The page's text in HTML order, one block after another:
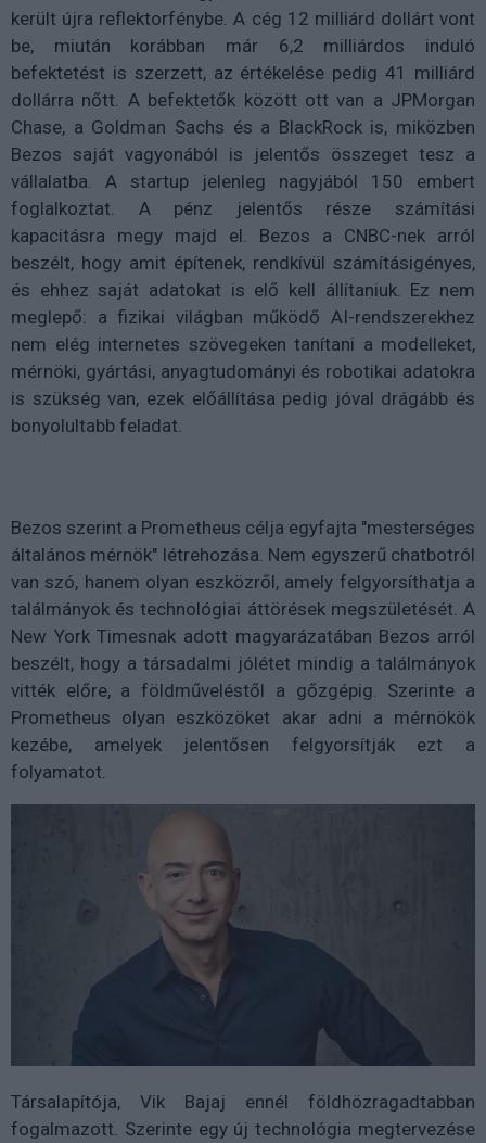
került újra reflektorfénybe. A cég 12 milliárd dollárt vont
be, miután korábban már 6,2 milliárdos induló
befektetést is szerzett, az értékelése pedig 41 milliárd
dollárra nőtt. A befektetők között ott van a JPMorgan
Chase, a Goldman Sachs és a BlackRock is, miközben
Bezos saját vagyonából is jelentős összeget tesz a
vállalatba. A startup jelenleg nagyjából 150 embert
foglalkoztat. A pénz jelentős része számítási
kapacitásra megy majd el. Bezos a CNBC-nek arról
beszélt, hogy amit építenek, rendkívül számításigényes,
és ehhez saját adatokat is elő kell állítaniuk. Ez nem
meglepő: a fizikai világban működő AI-rendszerekhez
nem elég internetes szövegeken tanítani a modelleket,
mérnöki, gyártási, anyagtudományi és robotikai adatokra
is szükség van, ezek előállítása pedig jóval drágább és
bonyolultabb feladat.
Bezos szerint a Prometheus célja egyfajta "mesterséges
általános mérnök" létrehozása. Nem egyszerű chatbotról
van szó, hanem olyan eszközről, amely felgyorsíthatja a
találmányok és technológiai áttörések megszületését. A
New York Timesnak adott magyarázatában Bezos arról
beszélt, hogy a társadalmi jólétet mindig a találmányok
vitték előre, a földműveléstől a gőzgépig. Szerinte a
Prometheus olyan eszközöket akar adni a mérnökök
kezébe, amelyek jelentősen felgyorsítják ezt a
folyamatot.
Társalapítója, Vik Bajaj ennél földhözragadtabban
fogalmazott. Szerinte egy új technológia megtervezése